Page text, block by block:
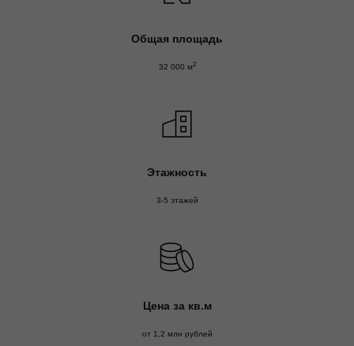
Общая площадь
32 000 м 2
Этажность
3-5 этажей
Цена за кв.м
от 1,2 млн рублей